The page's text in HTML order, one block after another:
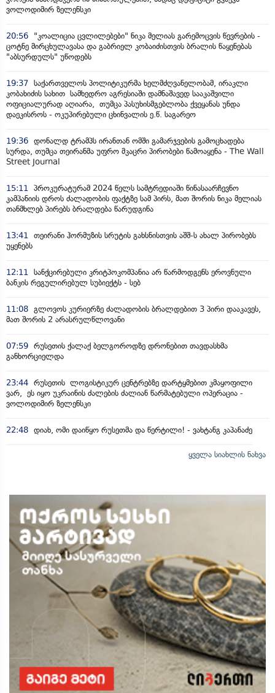
ვოლოდიმირ ზელენსკი
20:56
"კოალიცია ცვლილებები" ნიკა მელიას გარემოცვის წევრების -
ცოტნე მირცხულავასა და გაბრიელ კობაიძისთვის ბრალის წაყენებას
"აბსურდულს" უწოდებს
19:37 საქართველოს პოლიტიკურმა ხელმძღვანელობამ, ირაკლი
კობახიძის სახით სამხედრო აგრესიაში დამნაშავედ სააკაშვილი
ოფიციალურად აღიარა, თუმცა პასუხისმგებლობა ქვეყანას უნდა
დაეკისროს - ოკუპირებული ცხინვალის ე.წ. საგარეო
19:36 დონალდ ტრამპს ირანთან ომში გამარჯვების გამოცხადება
სურდა, თუმცა თეირანმა უფრო მკაცრი პირობები წამოაყენა - The Wall
Street Journal
15:11
პროკურატურამ 2024 წელს სამტრედიაში წინასაარჩევნო
კამპანიის დროს ძალადობის ფაქტზე სამ პირს, მათ შორის ნიკა მელიას
თანმხლებ პირებს ბრალდება წარუდგინა
13:41
თეირანი ჰორმუზის სრუტის გახსნისთვის აშშ-ს ახალ პირობებს
უყენებს
12:11
სანქცირებული კრიტპოკომპანია არ წარმოდგენს ეროვნული
ბანკის რეგულირებულ სუბიექტს - სებ
11:08 გლოვოს კურიერზე ძალადობის ბრალდებით 3 პირი დააკავეს,
მათ შორის 2 არასრულწლოვანი
07:59 რუსეთის ქალაქ ბელგოროდზე დრონებით თავდასხმა
განხორციელდა
23:44 რუსეთის ლოგისტიკურ ცენტრებზე დარტყმებით კმაყოფილი
ვარ, ეს იყო უკრაინის ძალების ძალიან წარმატებული ოპერაცია -
ვოლოდიმირ ზელენსკი
22:48 დიახ, ომი დაიწყო რუსეთმა და წერტილი! - ვახტანგ კაპანაძე
ყველა სიახლის ნახვა